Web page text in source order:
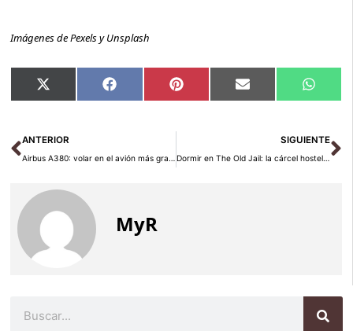
Imágenes de Pexels y Unsplash
Compartir
en
X
(Twitter)
Compartir
en
Facebook Compartir
en
Pinterest Compartir
en
Email
en
Ant
ANTERIOR
Airbus A380: volar en el avión más grande del mundo
SIGUIENTE
Dormir en The Old Jail: la cárcel hostel de Mount Gambier
MyR